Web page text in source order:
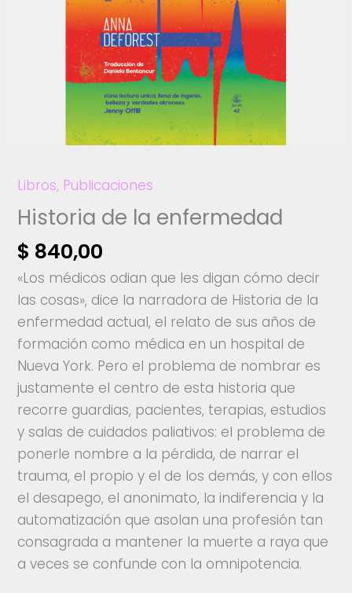
Libros, Publicaciones
Historia de la enfermedad
$ 840,00
«Los médicos odian que les digan cómo decir
las cosas», dice la narradora de Historia de la
enfermedad actual, el relato de sus años de
formación como médica en un hospital de
Nueva York. Pero el problema de nombrar es
justamente el centro de esta historia que
recorre guardias, pacientes, terapias, estudios
y salas de cuidados paliativos: el problema de
ponerle nombre a la pérdida, de narrar el
trauma, el propio y el de los demás, y con ellos
el desapego, el anonimato, la indiferencia y la
automatización que asolan una profesión tan
consagrada a mantener la muerte a raya que
a veces se confunde con la omnipotencia.